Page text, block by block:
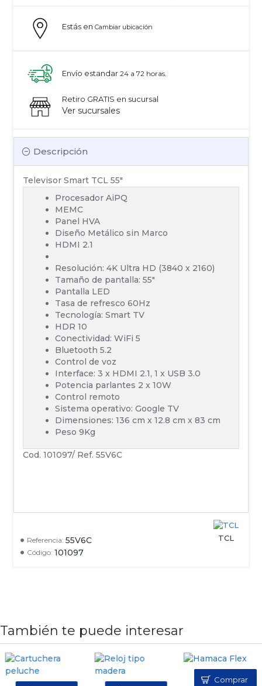
Referencia: 55V6C
Código: 101097
TCL
Descripción
Televisor Smart TCL 55"
Procesador AiPQ
MEMC
Panel HVA
Diseño Metálico sin Marco
HDMI 2.1
Resolución: 4K Ultra HD (3840 x 2160)
Tamaño de pantalla: 55"
Pantalla LED
Tasa de refresco 60Hz
Tecnología: Smart TV
HDR 10
Conectividad: WiFi 5
Bluetooth 5.2
Control de voz
Interface: 3 x HDMI 2.1, 1 x USB 3.0
Potencia parlantes 2 x 10W
Control remoto
Sistema operativo: Google TV
Dimensiones: 136 cm x 12.8 cm x 83 cm
Peso 9Kg
Cod. 101097/ Ref. 55V6C
Estás en Cambiar ubicación
Envío estandar 24 a 72 horas.
Retiro GRATIS en sucursal
Ver sucursales
También te puede interesar
Comprar